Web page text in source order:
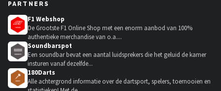
PARTNERS
F1 Webshop
De Grootste F1 Online Shop met een enorm aanbod van 100%
authentieke merchandise van o.a....
Soundbarspot
Een soundbar bevat een aantal luidsprekers die het geluid de kamer
insturen vanaf dezelfde...
180Darts
Alle achtergrond informatie over de dartsport, spelers, toernooien en